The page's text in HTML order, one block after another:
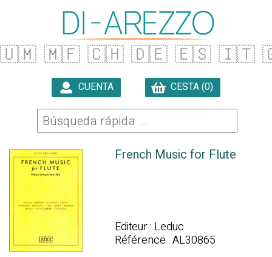
🇺🇲 🇲🇫 🇨🇭 🇩🇪 🇪🇸 🇮🇹
CUENTA CESTA (0)
French Music for Flute
Editeur : Leduc
Référence : AL30865